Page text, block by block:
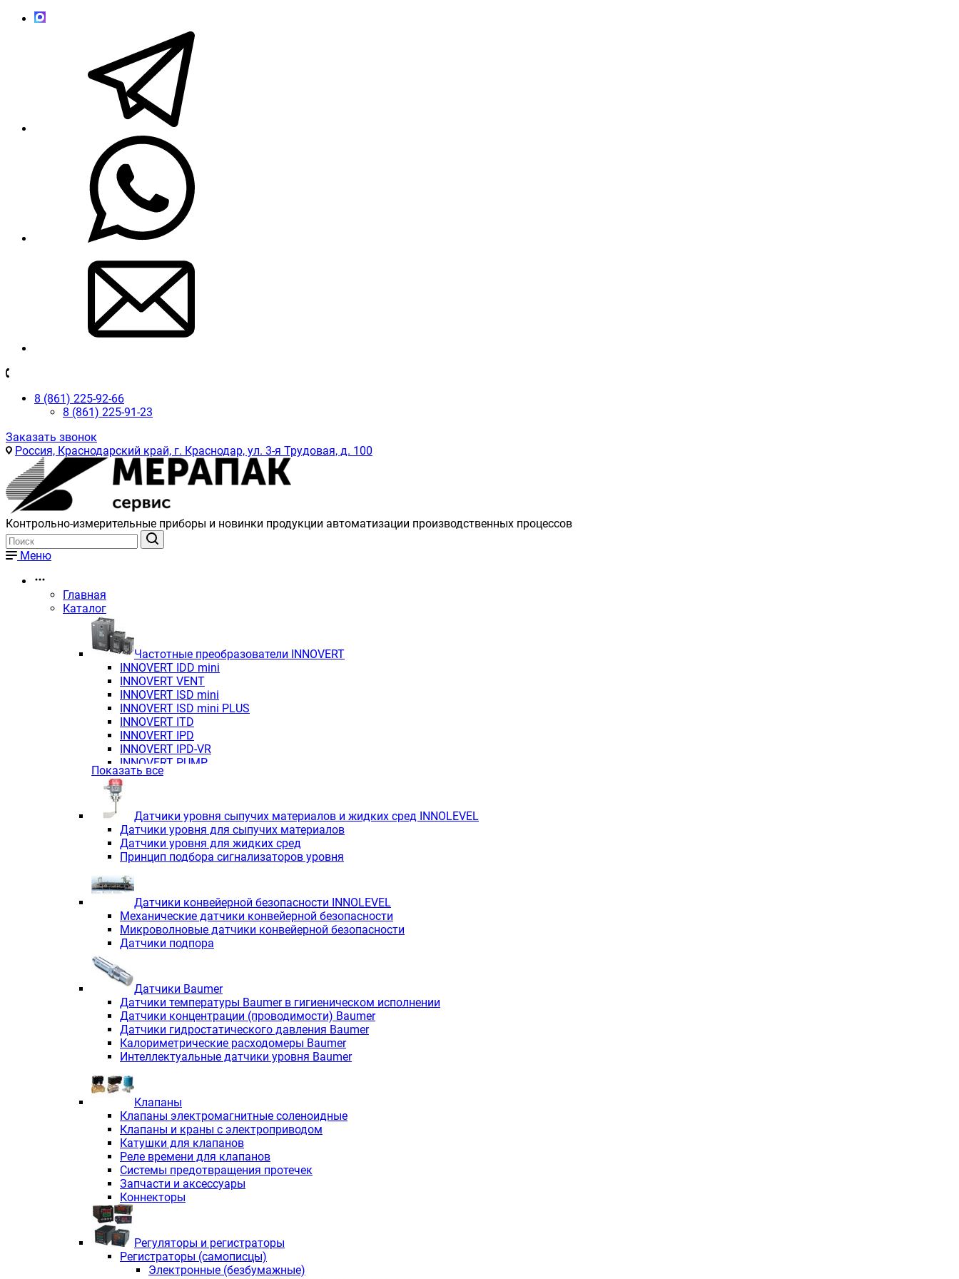
8 (861) 225-92-66
8 (861) 225-91-23
Заказать звонок
Россия, Краснодарский край, г. Краснодар, ул. 3-я Трудовая, д. 100
Контрольно-измерительные приборы и новинки продукции автоматизации производственных процессов
Меню
Главная
Каталог
Частотные преобразователи INNOVERT
INNOVERT IDD mini
INNOVERT VENT
INNOVERT ISD mini
INNOVERT ISD mini PLUS
INNOVERT ITD
INNOVERT IРD
INNOVERT IРD-VR
INNOVERT PUMP
Показать все
Датчики уровня сыпучих материалов и жидких сред INNOLEVEL
Датчики уровня для сыпучих материалов
Датчики уровня для жидких сред
Принцип подбора сигнализаторов уровня
Датчики конвейерной безопасности INNOLEVEL
Механические датчики конвейерной безопасности
Микроволновые датчики конвейерной безопасности
Датчики подпора
Датчики Baumer
Датчики температуры Baumer в гигиеническом исполнении
Датчики концентрации (проводимости) Baumer
Датчики гидростатического давления Baumer
Калориметрические расходомеры Baumer
Интеллектуальные датчики уровня Baumer
Клапаны
Клапаны электромагнитные соленоидные
Клапаны и краны с электроприводом
Катушки для клапанов
Реле времени для клапанов
Системы предотвращения протечек
Запчасти и аксессуары
Коннекторы
Регуляторы и регистраторы
Регистраторы (самописцы)
Электронные (безбумажные)